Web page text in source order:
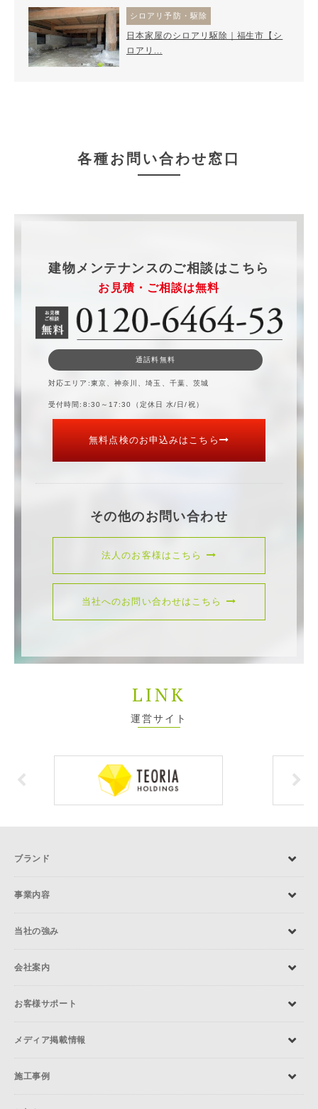
シロアリ予防・駆除
日本家屋のシロアリ駆除｜福生市【シ
ロアリ...
各種お問い合わせ窓口
建物メンテナンスのご相談はこちら
お見積・ご相談は無料
通話料無料
対応エリア 東京、神奈川、埼玉、千葉、茨城
受付時間 8:30～17:30（定休日 水/日/祝）
無料点検のお申込みはこちら
その他のお問い合わせ
法人のお客様はこちら
当社へのお問い合わせはこちら
LINK
運営サイト
ブランド
事業内容
当社の強み
会社案内
お客様サポート
メディア掲載情報
施工事例